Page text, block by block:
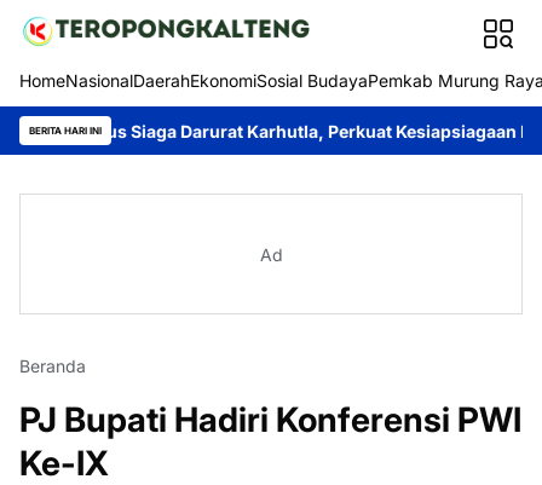
HomeNasionalDaerahEkonomiSosial BudayaPemkab Murung
BERITA HARI INI
Siaga Darurat Karhutla, Perkuat Kesiapsiagaan Hadapi Musim
Ad
Beranda
PJ Bupati Hadiri Konferensi PWI
Ke-IX